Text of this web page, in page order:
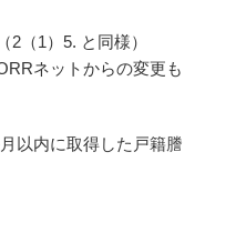
2（1）5. と同様）
ネットからの変更も
以内に取得した戸籍謄